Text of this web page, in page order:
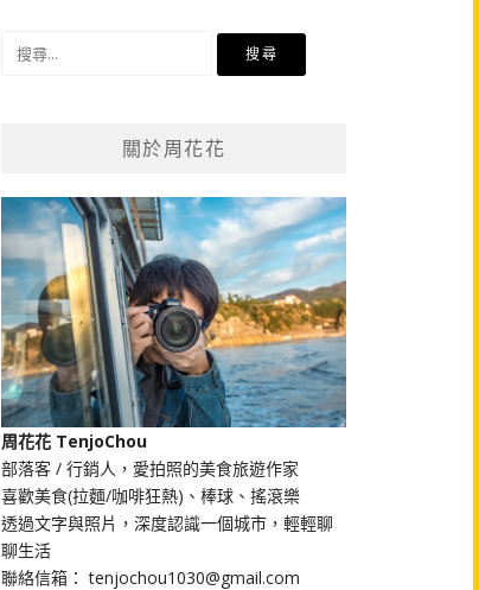
關於周花花
周花花 TenjoChou
部落客 / 行銷人，愛拍照的美食旅遊作家
喜歡美食(拉麵/咖啡狂熱)、棒球、搖滾樂
透過文字與照片，深度認識一個城市，輕輕聊
聊生活
聯絡信箱： tenjochou1030@gmail.com